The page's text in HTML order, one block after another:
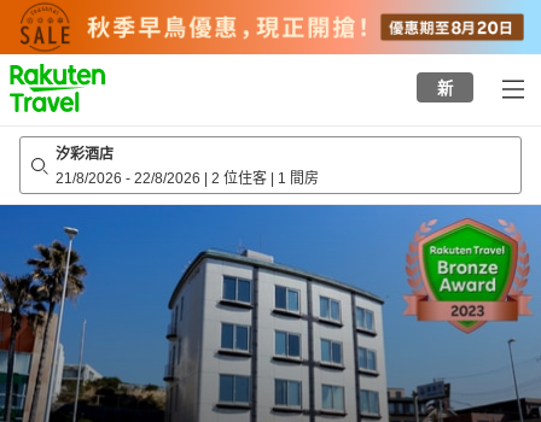
to
top
page
新
汐彩酒店
21/8/2026 - 22/8/2026 | 2 位住客 | 1 間房